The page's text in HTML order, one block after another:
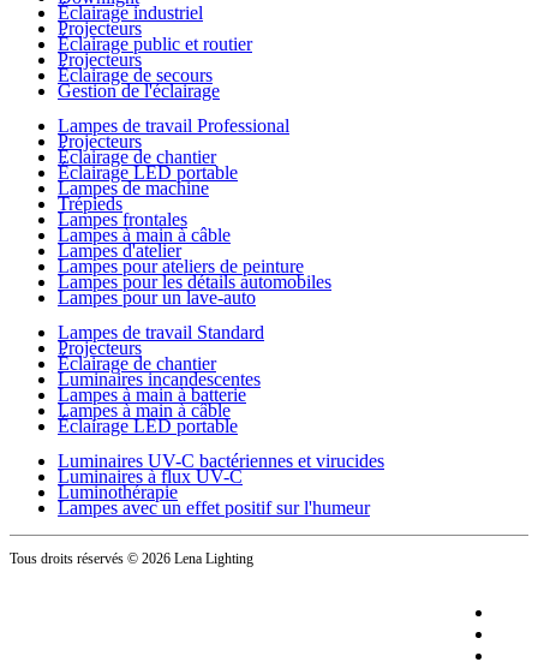
Éclairage industriel
Projecteurs
Éclairage public et routier
Projecteurs
Éclairage de secours
Gestion de l'éclairage
Lampes de travail Professional
Projecteurs
Éclairage de chantier
Éclairage LED portable
Lampes de machine
Trépieds
Lampes frontales
Lampes à main à câble
Lampes d'atelier
Lampes pour ateliers de peinture
Lampes pour les détails automobiles
Lampes pour un lave-auto
Lampes de travail Standard
Projecteurs
Éclairage de chantier
Luminaires incandescentes
Lampes à main à batterie
Lampes à main à câble
Éclairage LED portable
Luminaires UV-C bactériennes et virucides
Luminaires à flux UV-C
Luminothérapie
Lampes avec un effet positif sur l'humeur
Tous droits réservés © 2026 Lena Lighting